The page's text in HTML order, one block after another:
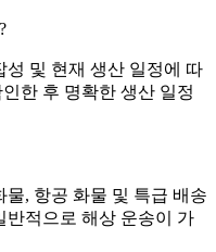
및 현재 생산 일정에 따
한 후 명확한 생산 일정
, 항공 화물 및 특급 배송
반적으로 해상 운송이 가